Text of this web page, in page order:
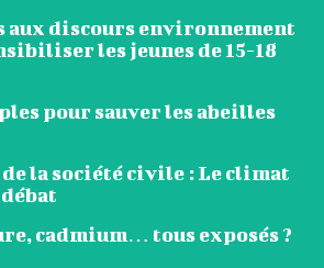
aux discours environnement
les jeunes de 15-18
pour sauver les abeilles
la société civile : Le climat
cadmium… tous exposés ?